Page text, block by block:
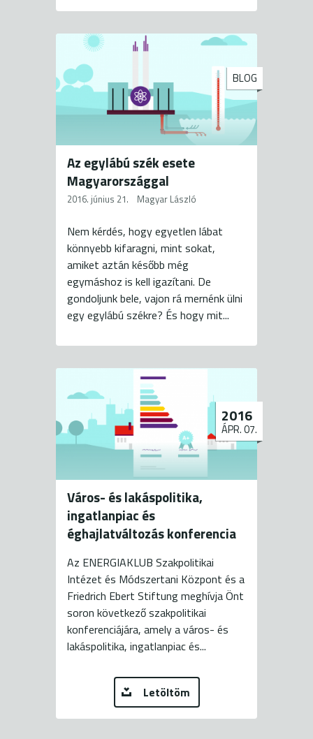
BLOG
Az egylábú szék esete
Magyarországgal
2016. június 21. Magyar László
Nem kérdés, hogy egyetlen lábat
könnyebb kifaragni, mint sokat,
amiket aztán később még
egymáshoz is kell igazítani. De
gondoljunk bele, vajon rá mernénk ülni
egy egylábú székre? És hogy mit...
Város- és lakáspolitika,
ingatlanpiac és
éghajlatváltozás konferencia
2016
ÁPR. 07.
Az ENERGIAKLUB Szakpolitikai
Intézet és Módszertani Központ és a
Friedrich Ebert Stiftung meghívja Önt
soron következő szakpolitikai
konferenciájára, amely a város- és
lakáspolitika, ingatlanpiac és...
Letöltöm